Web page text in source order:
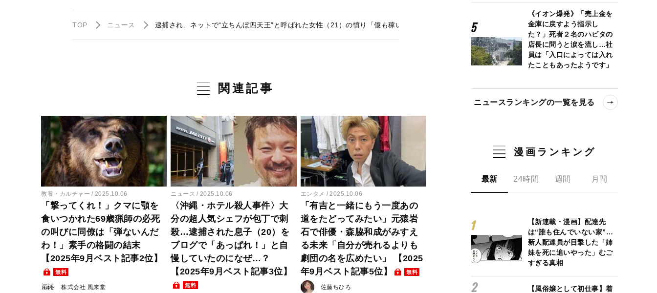
TOP ニュース 逮捕され、ネットで“立ちんぼ四天王”と呼ばれた女性（21）の憤り「億も稼いでないし詐欺もしていない」「だから不起訴なのに…テレビやネットに名前
関連記事
教養・カルチャー 2025.10.06
「撃ってくれ！」クマに顎を
食いつかれた69歳猟師の必死
の叫びに同僚は「弾ないんだ
わ！」素手の格闘の結末
【2025年9月ベスト記事2位】
無料
株式会社 風来堂
ニュース 2025.10.06
〈沖縄・ホテル殺人事件〉大
分の超人気シェフが包丁で刺
殺…逮捕された息子（20）を
ブログで「あっぱれ！」と自
慢していたのになぜ…？
【2025年9月ベスト記事3位】
無料
エンタメ 2025.10.06
「有吉と一緒にもう一度あの
道をたどってみたい」元猿岩
石で俳優・森脇和成がみすえ
る未来「自分が売れるよりも
劇団の名を広めたい」 【2025
年9月ベスト記事5位】
無料
佐藤ちひろ
《イオン爆発》「売上金を
金庫に戻すよう指示し
た？」死者２名のハビタの
店長に問うと涙を流し…社
員は「入口によっては入れ
たこともあったようです」
ニュースランキングの一覧を見る
漫画ランキング
最新 24時間 週間 月間
【新連載・漫画】配達先
は“誰も住んでいない家”…
新人配達員が目撃した「姉
妹を死に追いやった」むご
すぎる真相
【風俗嬢として初仕事】着